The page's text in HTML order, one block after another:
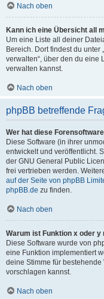
Nach oben
Kann ich eine Übersicht all
Um eine Liste all deiner
Bereich. Dort findest du unter
verwalten“, über den du eine
verwalten kannst.
Nach oben
phpBB betreffende
Wer hat diese
Diese Software (in ihrer
entwickelt und veröffentlicht.
der GNU General Public
frei vertrieben werden.
auf der Seite von phpBB
phpBB.de zu finden.
Nach oben
Warum ist Funktion x oder y
Diese Software wurde von
eine Funktion implementiert
deine Stimme für
vorschlagen kannst.
Nach oben